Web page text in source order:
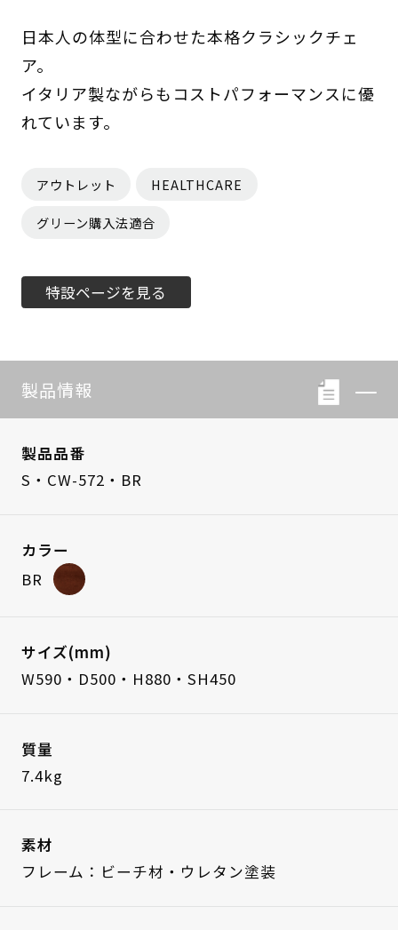
日本人の体型に合わせた本格クラシックチェ
ア。
イタリア製ながらもコストパフォーマンスに優
れています。
アウトレット HEALTHCARE
グリーン購入法適合
特設ページを見る
製品情報
製品品番
S・CW-572・BR
カラー
BR
サイズ(mm)
W590・D500・H880・SH450
質量
7.4kg
素材
フレーム：ビーチ材・ウレタン塗装